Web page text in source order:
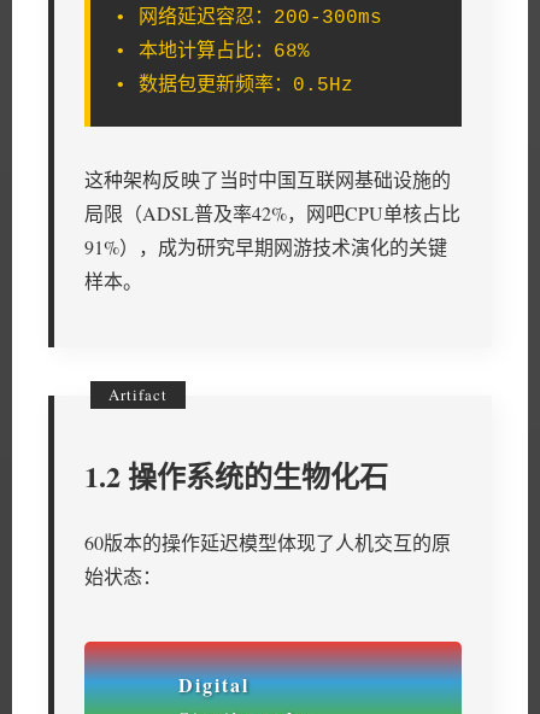
• 网络延迟容忍：200-300ms
• 本地计算占比：68%
• 数据包更新频率：0.5Hz
这种架构反映了当时中国互联网基础设施的
局限（ADSL普及率42%，网吧CPU单核占比
91%），成为研究早期网游技术演化的关键
样本。
1.2 操作系统的生物化石
60版本的操作延迟模型体现了人机交互的原
始状态：